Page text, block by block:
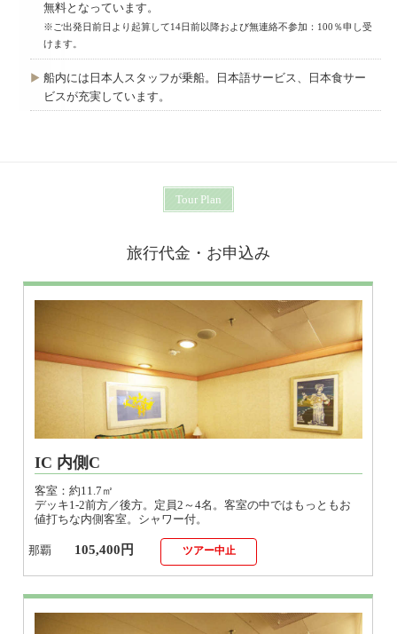
※ご出発日前日より起算して14日前以降および無連絡不参加：100％申し受
けます。
船内には日本人スタッフが乗船。日本語サービス、日本食サー
ビスが充実しています。
IC 内側C
客室：約11.7㎡
デッキ1-2前方／後方。定員2～4名。客室の中ではもっともお
値打ちな内側客室。シャワー付。
105,400円